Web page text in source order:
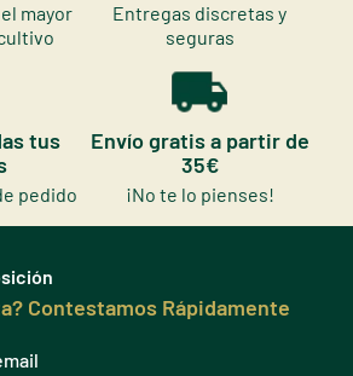
mayor
Entregas discretas y
seguras
tus
pedido
Envío gratis a partir de
35€
¡No te lo pienses!
Contestamos Rápidamente